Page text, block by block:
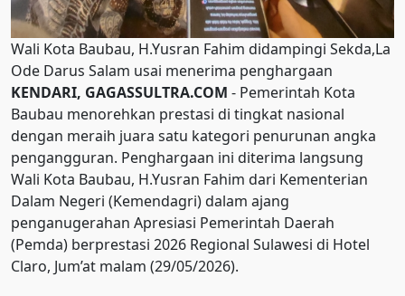
Wali Kota Baubau, H.Yusran Fahim didampingi Sekda,La
Ode Darus Salam usai menerima penghargaan
KENDARI, GAGASSULTRA.COM - Pemerintah Kota
Baubau menorehkan prestasi di tingkat nasional
dengan meraih juara satu kategori penurunan angka
pengangguran. Penghargaan ini diterima langsung
Wali Kota Baubau, H.Yusran Fahim dari Kementerian
Dalam Negeri (Kemendagri) dalam ajang
penganugerahan Apresiasi Pemerintah Daerah
(Pemda) berprestasi 2026 Regional Sulawesi di Hotel
Claro, Jum’at malam (29/05/2026).